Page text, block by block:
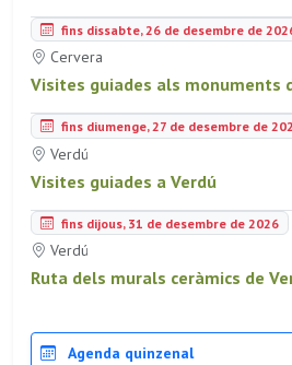
fins dissabte, 26 de desembre de
Cervera
Visites guiades als monuments
fins diumenge, 27 de desembre de
Verdú
Visites guiades a Verdú
fins dijous, 31 de desembre de 2026
Verdú
Ruta dels murals ceràmics de
Agenda quinzenal